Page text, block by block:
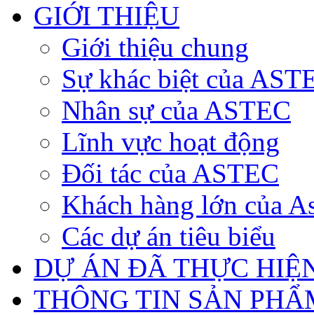
GIỚI THIỆU
Giới thiệu chung
Sự khác biệt của
Nhân sự của ASTEC
Lĩnh vực hoạt động
Đối tác của ASTEC
Khách hàng lớn của
Các dự án tiêu biểu
DỰ ÁN ĐÃ THỰC
THÔNG TIN SẢN